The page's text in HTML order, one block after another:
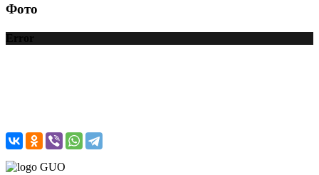
Фото
Error